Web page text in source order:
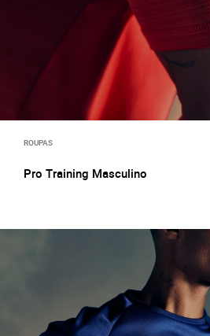
ROUPAS
Pro Training Masculino